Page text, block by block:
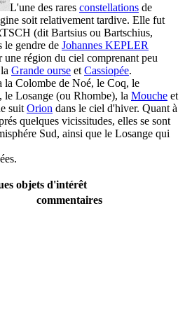
L'une des rares constellations de
soit relativement tardive. Elle fut
(dit Bartsius ou Bartschius,
le gendre de Johannes KEPLER
région du ciel comprenant peu
Grande ourse et Cassiopée.
la Colombe de Noé, le Coq, le
le Losange (ou Rhombe), la Mouche et
suit Orion dans le ciel d'hiver. Quant à
quelques vicissitudes, elles se sont
Sud, ainsi que le Losange qui
objets d'intérêt
commentaires